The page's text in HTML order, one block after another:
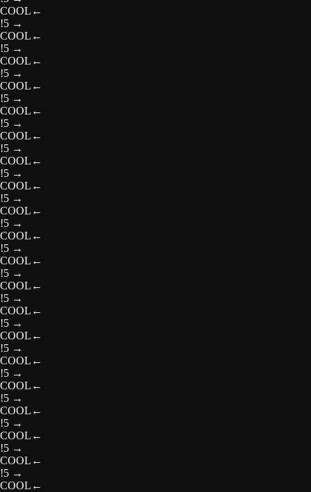
COOL ←
!5 →
COOL ←
!5 →
COOL ←
!5 →
COOL ←
!5 →
COOL ←
!5 →
COOL ←
!5 →
COOL ←
!5 →
COOL ←
!5 →
COOL ←
!5 →
COOL ←
!5 →
COOL ←
!5 →
COOL ←
!5 →
COOL ←
!5 →
COOL ←
!5 →
COOL ←
!5 →
COOL ←
!5 →
COOL ←
!5 →
COOL ←
!5 →
COOL ←
!5 →
COOL ←